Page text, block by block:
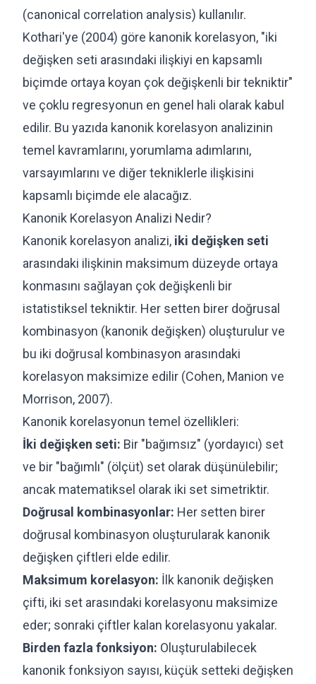
(canonical correlation analysis) kullanılır.
Kothari'ye (2004) göre kanonik korelasyon, "iki
değişken seti arasındaki ilişkiyi en kapsamlı
biçimde ortaya koyan çok değişkenli bir tekniktir"
ve çoklu regresyonun en genel hali olarak kabul
edilir. Bu yazıda kanonik korelasyon analizinin
temel kavramlarını, yorumlama adımlarını,
varsayımlarını ve diğer tekniklerle ilişkisini
kapsamlı biçimde ele alacağız.
Kanonik Korelasyon Analizi Nedir?
Kanonik korelasyon analizi, iki değişken seti
arasındaki ilişkinin maksimum düzeyde ortaya
konmasını sağlayan çok değişkenli bir
istatistiksel tekniktir. Her setten birer doğrusal
kombinasyon (kanonik değişken) oluşturulur ve
bu iki doğrusal kombinasyon arasındaki
korelasyon maksimize edilir (Cohen, Manion ve
Morrison, 2007).
Kanonik korelasyonun temel özellikleri:
İki değişken seti: Bir "bağımsız" (yordayıcı) set
ve bir "bağımlı" (ölçüt) set olarak düşünülebilir;
ancak matematiksel olarak iki set simetriktir.
Doğrusal kombinasyonlar: Her setten birer
doğrusal kombinasyon oluşturularak kanonik
değişken çiftleri elde edilir.
Maksimum korelasyon: İlk kanonik değişken
çifti, iki set arasındaki korelasyonu maksimize
eder; sonraki çiftler kalan korelasyonu yakalar.
Birden fazla fonksiyon: Oluşturulabilecek
kanonik fonksiyon sayısı, küçük setteki değişken